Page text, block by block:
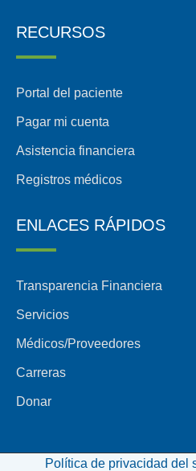
RECURSOS
Portal del paciente
Pagar mi cuenta
Asistencia financiera
Registros médicos
ENLACES RÁPIDOS
Transparencia Financiera
Servicios
Médicos/Proveedores
Carreras
Donar
Política de privacidad del